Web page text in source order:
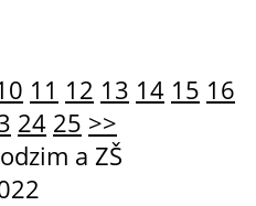
11 12 13 14 15 16
24 25 >>
a ZŠ